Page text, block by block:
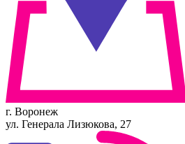
г. Воронеж
ул. Генерала Лизюкова, 27